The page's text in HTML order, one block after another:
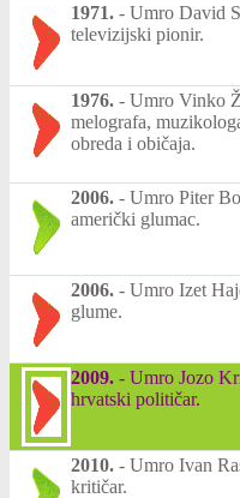
1971. - Umro David
televizijski pionir.
1976. - Umro Vinko
melografa,
obreda i običaja.
2006. - Umro Piter
američki glumac.
2006. - Umro Izet
glume.
2009. - Umro Jozo
hrvatski političar.
2010. - Umro Ivan
kritičar.